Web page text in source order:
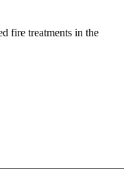
fire treatments in the